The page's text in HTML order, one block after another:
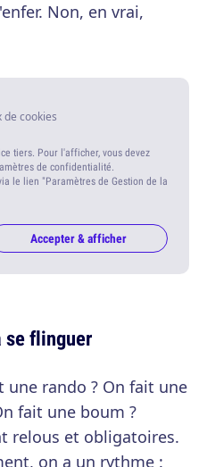
Non, en vrai,
de cookies
tiers. Pour l'afficher, vous devez
de confidentialité.
le lien "Paramètres de Gestion de la
Accepter & afficher
se flinguer
rando ? On fait une
fait une boum ?
relous et obligatoires.
on a un rythme :